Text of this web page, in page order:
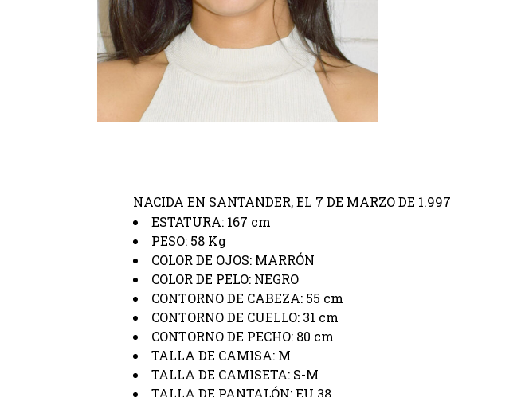
NACIDA EN SANTANDER, EL 7 DE MARZO DE 1.997
ESTATURA: 167 cm
PESO: 58 Kg
COLOR DE OJOS: MARRÓN
COLOR DE PELO: NEGRO
CONTORNO DE CABEZA: 55 cm
CONTORNO DE CUELLO: 31 cm
CONTORNO DE PECHO: 80 cm
TALLA DE CAMISA: M
TALLA DE CAMISETA: S-M
TALLA DE PANTALÓN: EU 38